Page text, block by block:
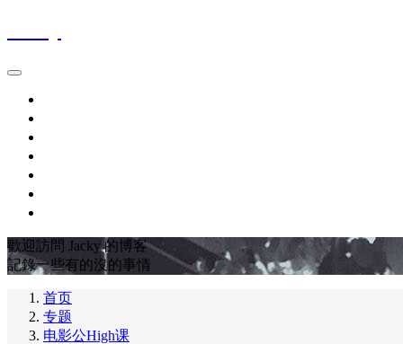
歡迎訪問 Jacky 的博客
記錄一些有的沒的事情
首页
专题
电影公High课